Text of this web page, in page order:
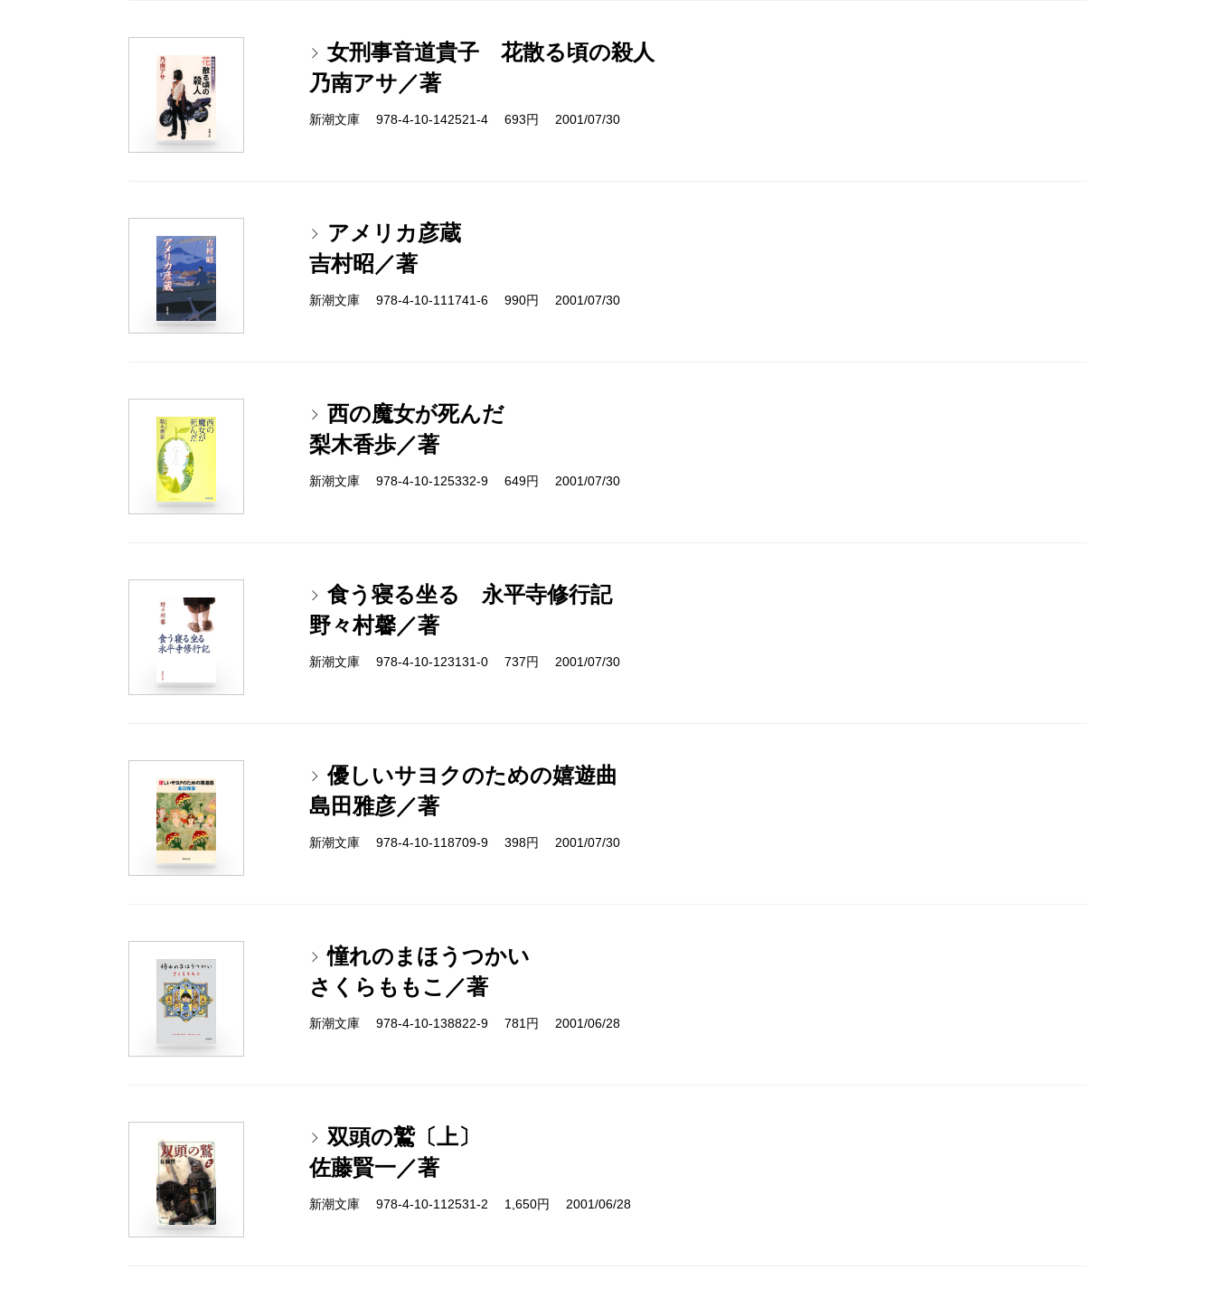
女刑事音道貴子 花散る頃の殺人
乃南アサ／著
新潮文庫 978-4-10-142521-4 693円 2001/07/30
アメリカ彦蔵
吉村昭／著
新潮文庫 978-4-10-111741-6 990円 2001/07/30
西の魔女が死んだ
梨木香歩／著
新潮文庫 978-4-10-125332-9 649円 2001/07/30
食う寝る坐る 永平寺修行記
野々村馨／著
新潮文庫 978-4-10-123131-0 737円 2001/07/30
優しいサヨクのための嬉遊曲
島田雅彦／著
新潮文庫 978-4-10-118709-9 398円 2001/07/30
憧れのまほうつかい
さくらももこ／著
新潮文庫 978-4-10-138822-9 781円 2001/06/28
双頭の鷲〔上〕
佐藤賢一／著
新潮文庫 978-4-10-112531-2 1,650円 2001/06/28